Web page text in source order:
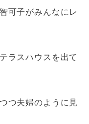
可子がみんなにレ
ラスハウスを出て
つ夫婦のように見